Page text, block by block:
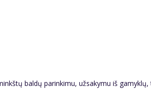
baldų parinkimu, užsakymu iš